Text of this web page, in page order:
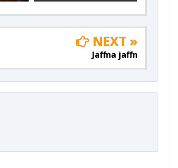
NEXT »
Jaffna jaffn